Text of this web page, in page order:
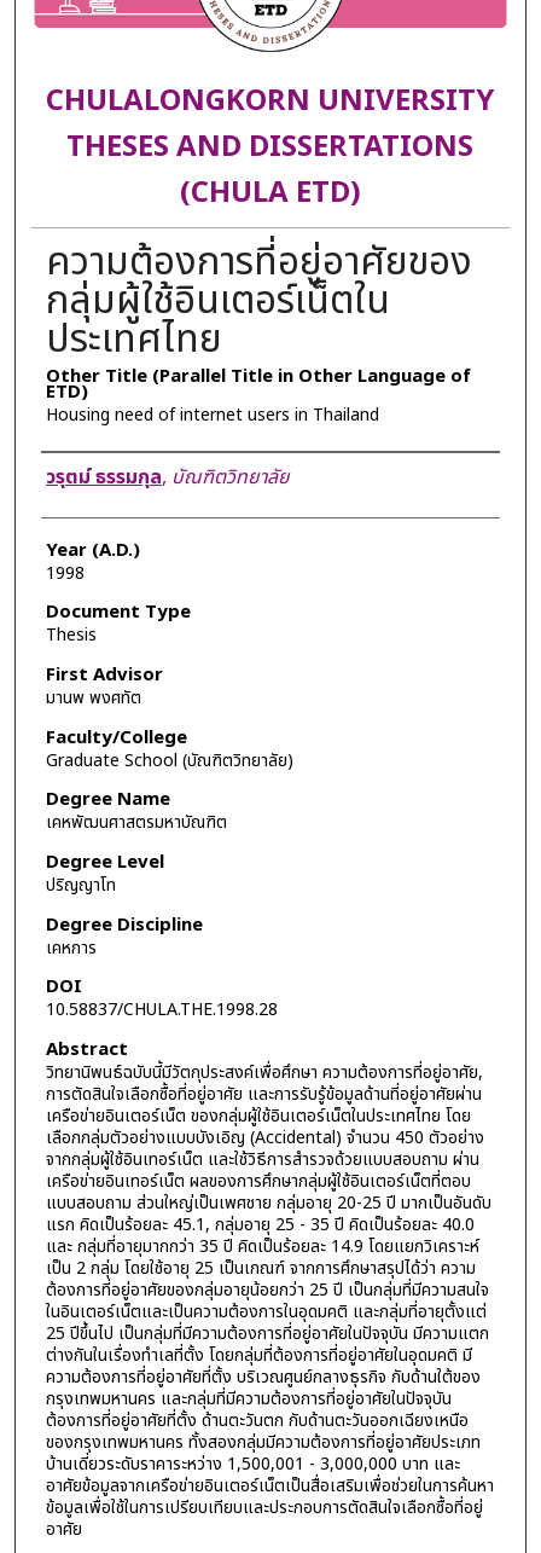
CHULALONGKORN UNIVERSITY
THESES AND DISSERTATIONS
(CHULA ETD)
ความต้องการที่อยู่อาศัยของ
กลุ่มผู้ใช้อินเตอร์เน็ตใน
ประเทศไทย
Other Title (Parallel Title in Other Language of
ETD)
Housing need of internet users in Thailand
Author
วรุตม์ ธรรมกุล, บัณฑิตวิทยาลัย
Year (A.D.)
1998
Document Type
Thesis
First Advisor
มานพ พงศทัต
Faculty/College
Graduate School (บัณฑิตวิทยาลัย)
Degree Name
เคหพัฒนศาสตรมหาบัณฑิต
Degree Level
ปริญญาโท
Degree Discipline
เคหการ
DOI
10.58837/CHULA.THE.1998.28
Abstract
วิทยานิพนธ์ฉบับนี้มีวัตกุประสงค์เพื่อศึกษา ความต้องการที่อยู่อาศัย,
การตัดสินใจเลือกซื้อที่อยู่อาศัย และการรับรู้ข้อมูลด้านที่อยู่อาศัยผ่าน
เครือข่ายอินเตอร์เน็ต ของกลุ่มผู้ใช้อินเตอร์เน็ตในประเทศไทย โดย
เลือกกลุ่มตัวอย่างแบบบังเอิญ (Accidental) จำนวน 450 ตัวอย่าง
จากกลุ่มผู้ใช้อินเทอร์เน็ต และใช้วิธีการสำรวจด้วยแบบสอบถาม ผ่าน
เครือข่ายอินเทอร์เน็ต ผลของการศึกษากลุ่มผู้ใช้อินเตอร์เน็ตที่ตอบ
แบบสอบถาม ส่วนใหญ่เป็นเพศชาย กลุ่มอายุ 20-25 ปี มากเป็นอันดับ
แรก คิดเป็นร้อยละ 45.1, กลุ่มอายุ 25 - 35 ปี คิดเป็นร้อยละ 40.0
และ กลุ่มที่อายุมากกว่า 35 ปี คิดเป็นร้อยละ 14.9 โดยแยกวิเคราะห์
เป็น 2 กลุ่ม โดยใช้อายุ 25 เป็นเกณฑ์ จากการศึกษาสรุปได้ว่า ความ
ต้องการที่อยู่อาศัยของกลุ่มอายุน้อยกว่า 25 ปี เป็นกลุ่มที่มีความสนใจ
ในอินเตอร์เน็ตและเป็นความต้องการในอุดมคติ และกลุ่มที่อายุตั้งแต่
25 ปีขึ้นไป เป็นกลุ่มที่มีความต้องการที่อยู่อาศัยในปัจจุบัน มีความแตก
ต่างกันในเรื่องทำเลที่ตั้ง โดยกลุ่มที่ต้องการที่อยู่อาศัยในอุดมคติ มี
ความต้องการที่อยู่อาศัยที่ตั้ง บริเวณศูนย์กลางธุรกิจ กับด้านใต้ของ
กรุงเทพมหานคร และกลุ่มที่มีความต้องการที่อยู่อาศัยในปัจจุบัน
ต้องการที่อยู่อาศัยที่ตั้ง ด้านตะวันตก กับด้านตะวันออกเฉียงเหนือ
ของกรุงเทพมหานคร ทั้งสองกลุ่มมีความต้องการที่อยู่อาศัยประเภท
บ้านเดี่ยวระดับราคาระหว่าง 1,500,001 - 3,000,000 บาท และ
อาศัยข้อมูลจากเครือข่ายอินเตอร์เน็ตเป็นสื่อเสริมเพื่อช่วยในการค้นหา
ข้อมูลเพื่อใช้ในการเปรียบเทียบและประกอบการตัดสินใจเลือกซื้อที่อยู่
อาศัย